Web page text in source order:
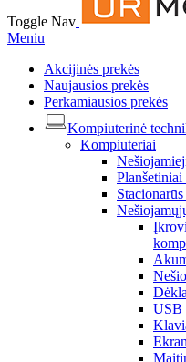
Toggle Nav
Meniu
Akcijinės prekės
Naujausios prekės
Perkamiausios prekės
Kompiuterinė
Kompiuteriai
USB